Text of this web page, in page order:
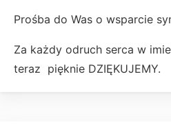
Prośba do Was o wsparcie
Za każdy odruch serca w
teraz pięknie DZIĘKUJEMY.